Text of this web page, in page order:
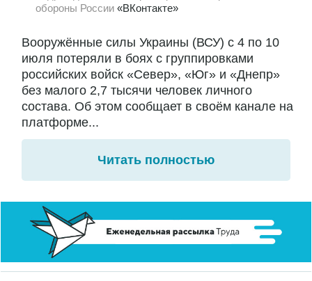
обороны России «ВКонтакте»
Вооружённые силы Украины (ВСУ) с 4 по 10
июля потеряли в боях с группировками
российских войск «Север», «Юг» и «Днепр»
без малого 2,7 тысячи человек личного
состава. Об этом сообщает в своём канале на
платформе...
Читать полностью